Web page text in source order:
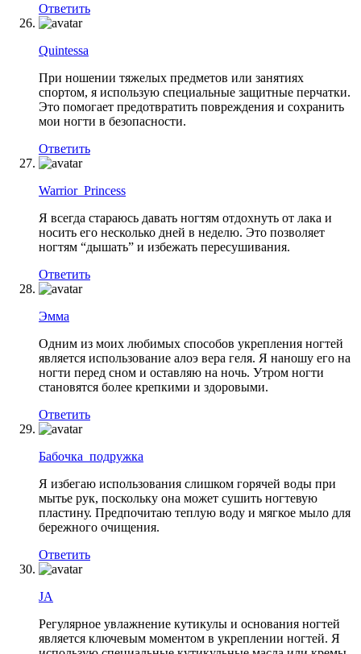
Ответить
Quintessa
При ношении тяжелых предметов или занятиях
спортом, я использую специальные защитные перчатки.
Это помогает предотвратить повреждения и сохранить
мои ногти в безопасности.
Ответить
Warrior_Princess
Я всегда стараюсь давать ногтям отдохнуть от лака и
носить его несколько дней в неделю. Это позволяет
ногтям “дышать” и избежать пересушивания.
Ответить
Эмма
Одним из моих любимых способов укрепления ногтей
является использование алоэ вера геля. Я наношу его на
ногти перед сном и оставляю на ночь. Утром ногти
становятся более крепкими и здоровыми.
Ответить
Бабочка_подружка
Я избегаю использования слишком горячей воды при
мытье рук, поскольку она может сушить ногтевую
пластину. Предпочитаю теплую воду и мягкое мыло для
бережного очищения.
Ответить
JA
Регулярное увлажнение кутикулы и основания ногтей
является ключевым моментом в укреплении ногтей. Я